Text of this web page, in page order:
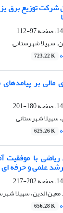
توزیع برق
97-112
سهیلا شهرستانی
723.22 K
مالی بر پیامدهای
180-201
سهیلا شهرستانی
625.26 K
با موفقیت
رشد علمی و حرفه
202-217
الدین، سهیلا
656.28 K